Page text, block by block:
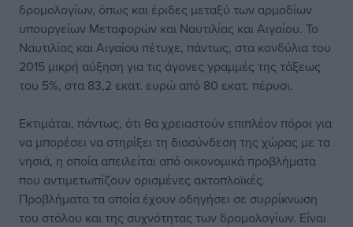
δρομολογίων, όπως και έριδες μεταξύ των αρμοδίων
υπουργείων Μεταφορών και Ναυτιλίας και Αιγαίου. Το
Ναυτιλίας και Αιγαίου πέτυχε, πάντως, στα κονδύλια του
2015 μικρή αύξηση για τις άγονες γραμμές της τάξεως
του 5%, στα 83,2 εκατ. ευρώ από 80 εκατ. πέρυσι.
Εκτιμάται, πάντως, ότι θα χρειαστούν επιπλέον πόροι για
να μπορέσει να στηρίξει τη διασύνδεση της χώρας με τα
νησιά, η οποία απειλείται από οικονομικά προβλήματα
που αντιμετωπίζουν ορισμένες ακτοπλοϊκές.
Προβλήματα τα οποία έχουν οδηγήσει σε συρρίκνωση
του στόλου και της συχνότητας των δρομολογίων. Είναι